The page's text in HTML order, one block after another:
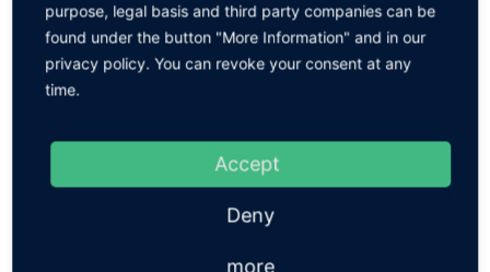
purpose, legal basis and third party companies can be
found under the button "More Information" and in our
privacy policy. You can revoke your consent at any
time.
Accept
Deny
more